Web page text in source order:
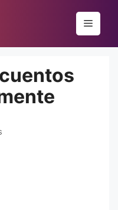
Menu